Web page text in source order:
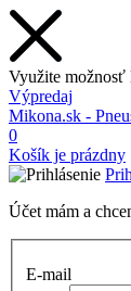
Využite
Výpredaj
Mikona.sk -
0
Košík je prázdny
Účet mám a
E-mail